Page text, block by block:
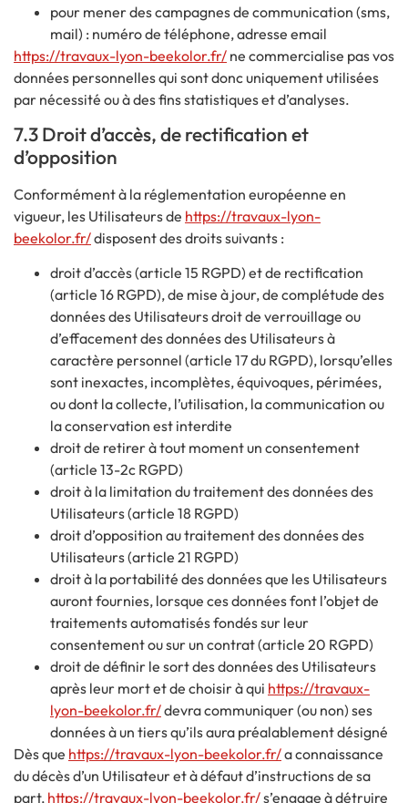
pour mener des campagnes de communication (sms,
mail) : numéro de téléphone, adresse email
https://travaux-lyon-beekolor.fr/ ne commercialise pas vos
données personnelles qui sont donc uniquement utilisées
par nécessité ou à des fins statistiques et d’analyses.
7.3 Droit d’accès, de rectification et
d’opposition
Conformément à la réglementation européenne en
vigueur, les Utilisateurs de https://travaux-lyon-
beekolor.fr/disposent des droits suivants :
droit d’accès (article 15 RGPD) et de rectification
(article 16 RGPD), de mise à jour, de complétude des
données des Utilisateurs droit de verrouillage ou
d’effacement des données des Utilisateurs à
caractère personnel (article 17 du RGPD), lorsqu’elles
sont inexactes, incomplètes, équivoques, périmées,
ou dont la collecte, l’utilisation, la communication ou
la conservation est interdite
droit de retirer à tout moment un consentement
(article 13-2c RGPD)
droit à la limitation du traitement des données des
Utilisateurs (article 18 RGPD)
droit d’opposition au traitement des données des
Utilisateurs (article 21 RGPD)
droit à la portabilité des données que les Utilisateurs
auront fournies, lorsque ces données font l’objet de
traitements automatisés fondés sur leur
consentement ou sur un contrat (article 20 RGPD)
droit de définir le sort des données des Utilisateurs
après leur mort et de choisir à qui https://travaux-
lyon-beekolor.fr/devra communiquer (ou non) ses
données à un tiers qu’ils aura préalablement désigné
Dès que https://travaux-lyon-beekolor.fr/a connaissance
du décès d’un Utilisateur et à défaut d’instructions de sa
part, https://travaux-lyon-beekolor.fr/s’engage à détruire